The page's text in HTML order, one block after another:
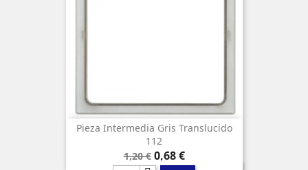
Pieza Intermedia Gris Translucido
112
Precio
1,20 € Precio
0,68 €